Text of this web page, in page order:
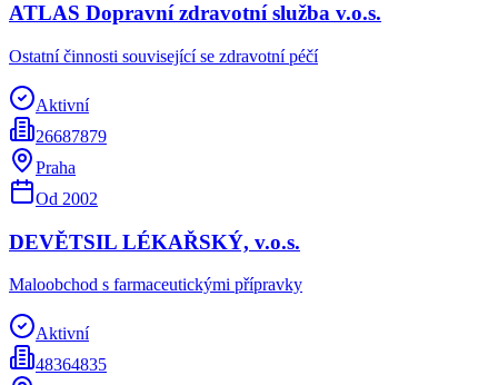
ATLAS Dopravní zdravotní služba v.o.s.
Ostatní činnosti související se zdravotní péčí
Aktivní
26687879
Praha
Od 2002
DEVĚTSIL LÉKAŘSKÝ, v.o.s.
Maloobchod s farmaceutickými přípravky
Aktivní
48364835